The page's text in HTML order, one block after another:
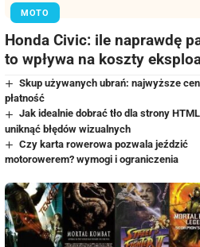
MOTO
Honda Civic: ile naprawdę
to wpływa na koszty
Skup używanych ubrań: najwyższe
płatność
Jak idealnie dobrać tło dla strony
uniknąć błędów wizualnych
Czy karta rowerowa pozwala jeździć
motorowerem? wymogi i ograniczenia